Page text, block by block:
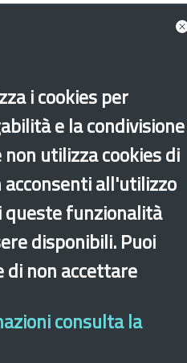
i cookies per
e la condivisione
utilizza cookies di
acconsenti all'utilizzo
queste funzionalità
disponibili. Puoi
di non accettare
consulta la